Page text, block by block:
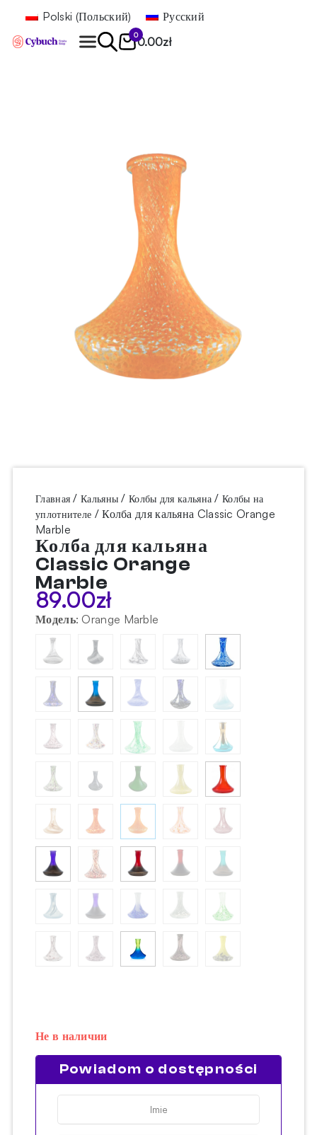
Polski (Польский) Русский
0
0.00zł
Главная /Кальяны /Колбы для кальяна /Колбы на
уплотнителе / Колба для кальяна Classic Orange
Marble
Колба для кальяна
Classic Orange
Marble
89.00zł
Модель: Orange Marble
Не в наличии
Powiadom o dostępności